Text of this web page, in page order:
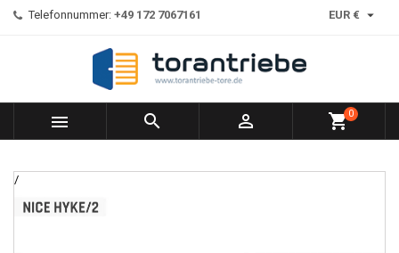
Telefonnummer: +49 172 7067161 EUR € 
   shopping_cart0
/